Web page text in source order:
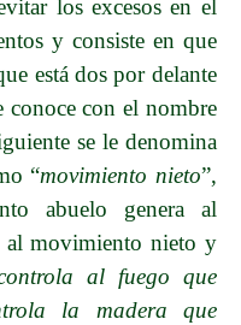
los excesos en el
y consiste en que
está dos por delante
con el nombre
se le denomina
“movimiento nieto”,
abuelo genera al
movimiento nieto y
al fuego que
la madera que